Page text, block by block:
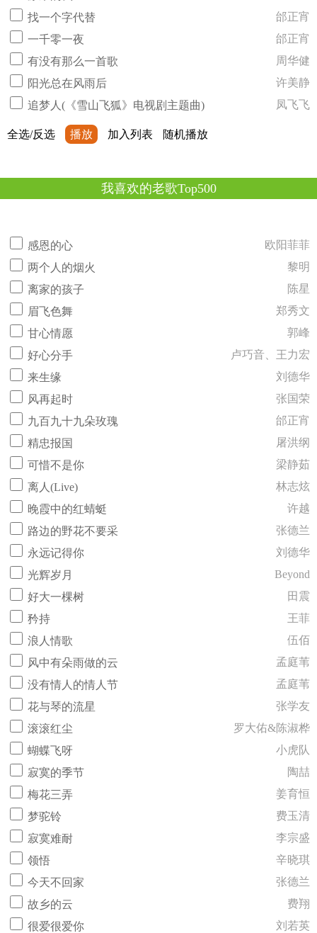
找一个字代替
邰正宵
一千零一夜
邰正宵
有没有那么一首歌
周华健
阳光总在风雨后
许美静
追梦人(《雪山飞狐》电视剧主题曲)
凤飞飞
全选/反选 播放 加入列表 随机播放
我喜欢的老歌Top500
感恩的心
欧阳菲菲
两个人的烟火
黎明
离家的孩子
陈星
眉飞色舞
郑秀文
甘心情愿
郭峰
好心分手
卢巧音、王力宏
来生缘
刘德华
风再起时
张国荣
九百九十九朵玫瑰
邰正宵
精忠报国
屠洪纲
可惜不是你
梁静茹
离人(Live)
林志炫
晚霞中的红蜻蜓
许越
路边的野花不要采
张德兰
永远记得你
刘德华
光辉岁月
Beyond
好大一棵树
田震
矜持
王菲
浪人情歌
伍佰
风中有朵雨做的云
孟庭苇
没有情人的情人节
孟庭苇
花与琴的流星
张学友
滚滚红尘
罗大佑&陈淑桦
蝴蝶飞呀
小虎队
寂寞的季节
陶喆
梅花三弄
姜育恒
梦驼铃
费玉清
寂寞难耐
李宗盛
领悟
辛晓琪
今天不回家
张德兰
故乡的云
费翔
很爱很爱你
刘若英